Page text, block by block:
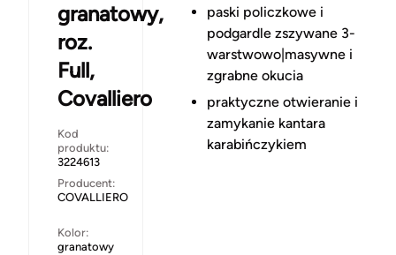
granatowy,
roz.
Full,
Covalliero
Kod
produktu:
3224613
Producent:
COVALLIERO
Kolor:
granatowy
paski policzkowe i
podgardle zszywane 3-
warstwowo|masywne i
zgrabne okucia
praktyczne otwieranie i
zamykanie kantara
karabińczykiem